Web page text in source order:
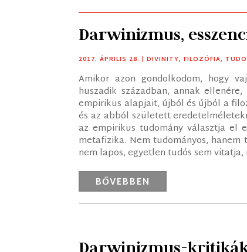
Darwinizmus,
2017. ÁPRILIS 28. |DIVINITY,FILOZÓFIA,
Amikor azon gondolkodom, hogy
huszadik században, annak
empirikus alapjait, újból és újból a
és az abból született
az empirikus tudomány választja el
metafizika. Nem tudományos,
nem lapos, egyetlen tudós sem vitatja,
BŐVEBBEN
Darwinizmus-